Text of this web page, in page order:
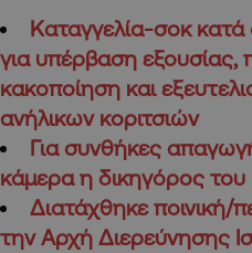
Καταγγελία-σοκ
για υπέρβαση
κακοποίηση και
ανήλικων κοριτσιών
Για συνθήκες
κάμερα η δικηγόρος του
Διατάχθηκε ποινική/
την Αρχή Διερεύνησης